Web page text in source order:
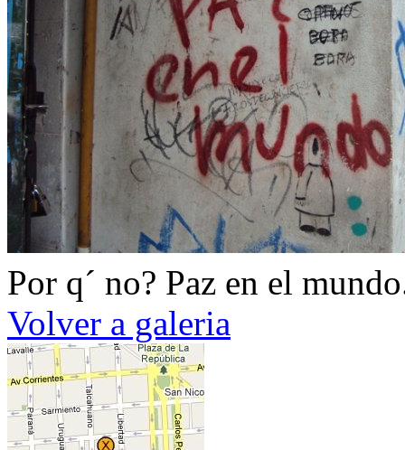
Por q´ no? Paz en el
Volver a galeria